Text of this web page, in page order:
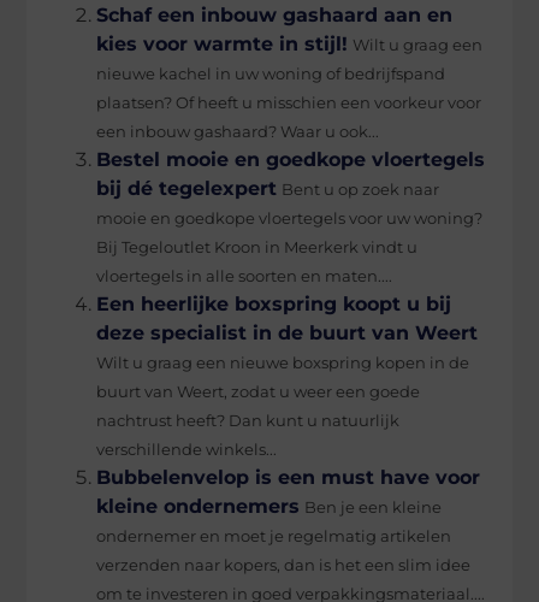
Schaf een inbouw gashaard aan en
kies voor warmte in stijl! Wilt u graag een
nieuwe kachel in uw woning of bedrijfspand
plaatsen? Of heeft u misschien een voorkeur voor
een inbouw gashaard? Waar u ook...
Bestel mooie en goedkope vloertegels
bij dé tegelexpert Bent u op zoek naar
mooie en goedkope vloertegels voor uw woning?
Bij Tegeloutlet Kroon in Meerkerk vindt u
vloertegels in alle soorten en maten....
Een heerlijke boxspring koopt u bij
deze specialist in de buurt van Weert
Wilt u graag een nieuwe boxspring kopen in de
buurt van Weert, zodat u weer een goede
nachtrust heeft? Dan kunt u natuurlijk
verschillende winkels...
Bubbelenvelop is een must have voor
kleine ondernemers Ben je een kleine
ondernemer en moet je regelmatig artikelen
verzenden naar kopers, dan is het een slim idee
om te investeren in goed verpakkingsmateriaal....